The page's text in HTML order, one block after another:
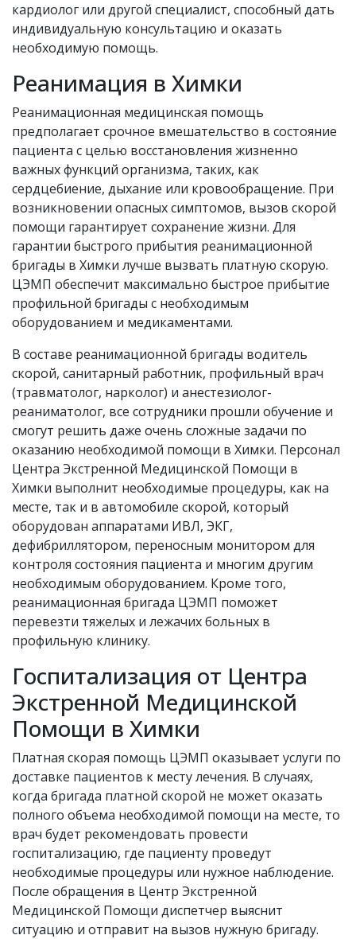
кардиолог или другой специалист, способный дать
индивидуальную консультацию и оказать
необходимую помощь.
Реанимация в Химки
Реанимационная медицинская помощь
предполагает срочное вмешательство в состояние
пациента с целью восстановления жизненно
важных функций организма, таких, как
сердцебиение, дыхание или кровообращение. При
возникновении опасных симптомов, вызов скорой
помощи гарантирует сохранение жизни. Для
гарантии быстрого прибытия реанимационной
бригады в Химки лучше вызвать платную скорую.
ЦЭМП обеспечит максимально быстрое прибытие
профильной бригады с необходимым
оборудованием и медикаментами.
В составе реанимационной бригады водитель
скорой, санитарный работник, профильный врач
(травматолог, нарколог) и анестезиолог-
реаниматолог, все сотрудники прошли обучение и
смогут решить даже очень сложные задачи по
оказанию необходимой помощи в Химки. Персонал
Центра Экстренной Медицинской Помощи в
Химки выполнит необходимые процедуры, как на
месте, так и в автомобиле скорой, который
оборудован аппаратами ИВЛ, ЭКГ,
дефибриллятором, переносным монитором для
контроля состояния пациента и многим другим
необходимым оборудованием. Кроме того,
реанимационная бригада ЦЭМП поможет
перевезти тяжелых и лежачих больных в
профильную клинику.
Госпитализация от Центра
Экстренной Медицинской
Помощи в Химки
Платная скорая помощь ЦЭМП оказывает услуги по
доставке пациентов к месту лечения. В случаях,
когда бригада платной скорой не может оказать
полного объема необходимой помощи на месте, то
врач будет рекомендовать провести
госпитализацию, где пациенту проведут
необходимые процедуры или нужное наблюдение.
После обращения в Центр Экстренной
Медицинской Помощи диспетчер выяснит
ситуацию и отправит на вызов нужную бригаду.